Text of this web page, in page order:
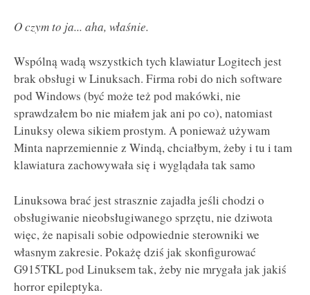
O czym to ja... aha, właśnie.
Wspólną wadą wszystkich tych klawiatur Logitech jest
brak obsługi w Linuksach. Firma robi do nich software
pod Windows (być może też pod makówki, nie
sprawdzałem bo nie miałem jak ani po co), natomiast
Linuksy olewa sikiem prostym. A ponieważ używam
Minta naprzemiennie z Windą, chciałbym, żeby i tu i tam
klawiatura zachowywała się i wyglądała tak samo
Linuksowa brać jest strasznie zajadła jeśli chodzi o
obsługiwanie nieobsługiwanego sprzętu, nie dziwota
więc, że napisali sobie odpowiednie sterowniki we
własnym zakresie. Pokażę dziś jak skonfigurować
G915TKL pod Linuksem tak, żeby nie mrygała jak jakiś
horror epileptyka.